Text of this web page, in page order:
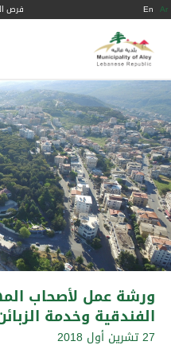
فرص En Ar
ورشة عمل لأصحاب
الفندقية وخدمة
27 تشرين أول 2018